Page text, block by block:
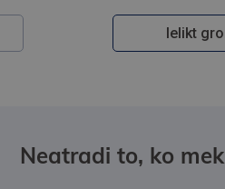
Ielikt
Neatradi to, ko